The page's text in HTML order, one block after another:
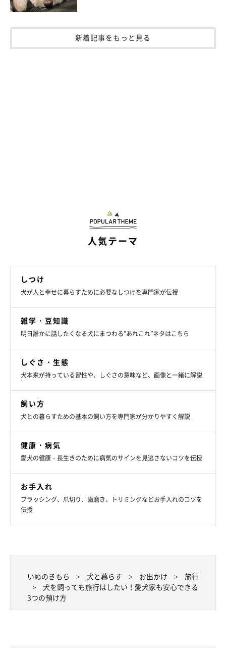
最も安心できるのは、愛犬を一緒に連れて行くことですよね。最
近では、犬も一緒に宿泊できるホテルはもちろんのこと、愛犬と
られるような、強い信頼関係を普段から築くことも大切です。
されたものです。
※記事と写真に関連性はありませんので予めご了承ください。
新着記事をもっと見る
人気テーマ
しつけ
犬が人と幸せに暮らすために必要なしつけを専門家が伝授
雑学・豆知識
明日誰かに話したくなる犬にまつわる”あれこれ”ネタはこちら
しぐさ・生態
犬本来が持っている習性や、しぐさの意味など、画像と一緒に解説
飼い方
犬との暮らすための基本の飼い方を専門家が分かりやすく解説
健康・病気
愛犬の健康・長生きのために病気のサインを見逃さないコツを伝授
お手入れ
ブラッシング、爪切り、歯磨き、トリミングなどお手入れのコツを
伝授
いぬのきもち 犬と暮らす お出かけ
旅行
犬を飼っても旅行はしたい！愛犬家も安心できる
3つの預け方